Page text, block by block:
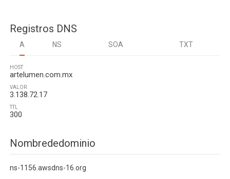
Registros DNS
A NS SOA TXT
HOST
artelumen.com.mx
VALOR
3.138.72.17
TTL
300
Nombrededominio
ns-1156.awsdns-16.org